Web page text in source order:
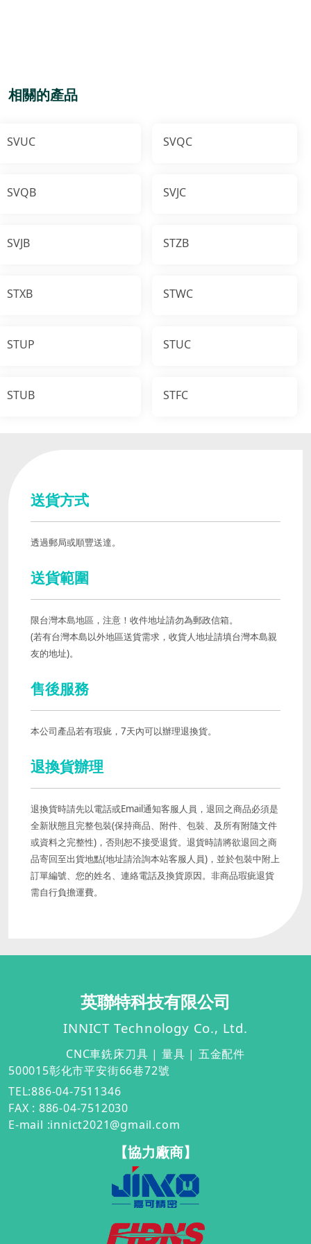
相關的產品
SVUC SVQC
SVQB SVJC
SVJB STZB
STXB STWC
STUP STUC
STUB STFC
送貨方式
透過郵局或順豐送達。
送貨範圍
限台灣本島地區，注意！收件地址請勿為郵政信箱。
(若有台灣本島以外地區送貨需求，收貨人地址請填台灣本島親
友的地址)。
售後服務
本公司產品若有瑕疵，7天內可以辦理退換貨。
退換貨辦理
退換貨時請先以電話或Email通知客服人員，退回之商品必須是
全新狀態且完整包裝(保持商品、附件、包裝、及所有附隨文件
或資料之完整性)，否則恕不接受退貨。退貨時請將欲退回之商
品寄回至出貨地點(地址請洽詢本站客服人員)，並於包裝中附上
訂單編號、您的姓名、連絡電話及換貨原因。非商品瑕疵退貨
需自行負擔運費。
英聯特科技有限公司
INNICT Technology Co., Ltd.
CNC車銑床刀具 | 量具 | 五金配件
500015彰化市平安街66巷72號
TEL:886-04-7511346
FAX : 886-04-7512030
E-mail :innict2021@gmail.com
【協力廠商】